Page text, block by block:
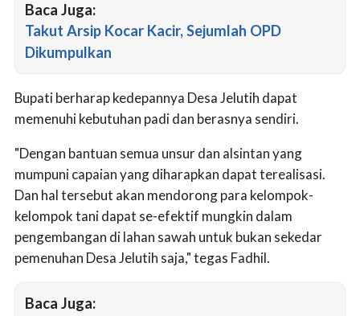
Baca Juga:
Takut Arsip Kocar Kacir, Sejumlah OPD
Dikumpulkan
Bupati berharap kedepannya Desa Jelutih dapat
memenuhi kebutuhan padi dan berasnya sendiri.
"Dengan bantuan semua unsur dan alsintan yang
mumpuni capaian yang diharapkan dapat terealisasi.
Dan hal tersebut akan mendorong para kelompok-
kelompok tani dapat se-efektif mungkin dalam
pengembangan di lahan sawah untuk bukan sekedar
pemenuhan Desa Jelutih saja," tegas Fadhil.
Baca Juga: